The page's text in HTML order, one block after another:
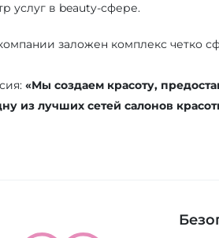
услуг в beauty-сфере.
заложен комплекс четко
«Мы создаем красоту,
из лучших сетей салонов